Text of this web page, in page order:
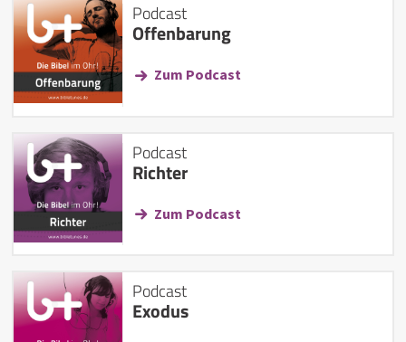
Podcast
Offenbarung
Zum Podcast
Podcast
Richter
Zum Podcast
Podcast
Exodus